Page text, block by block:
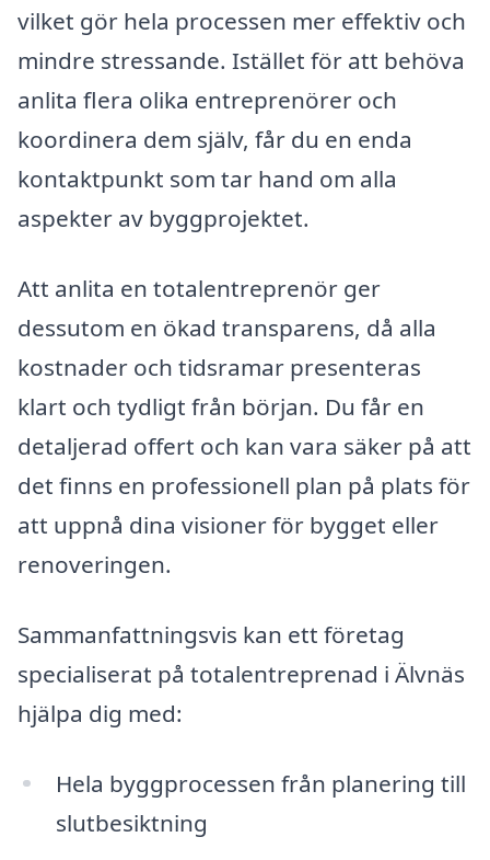
vilket gör hela processen mer effektiv och
mindre stressande. Istället för att behöva
anlita flera olika entreprenörer och
koordinera dem själv, får du en enda
kontaktpunkt som tar hand om alla
aspekter av byggprojektet.
Att anlita en totalentreprenör ger
dessutom en ökad transparens, då alla
kostnader och tidsramar presenteras
klart och tydligt från början. Du får en
detaljerad offert och kan vara säker på att
det finns en professionell plan på plats för
att uppnå dina visioner för bygget eller
renoveringen.
Sammanfattningsvis kan ett företag
specialiserat på totalentreprenad i Älvnäs
hjälpa dig med:
Hela byggprocessen från planering till
slutbesiktning